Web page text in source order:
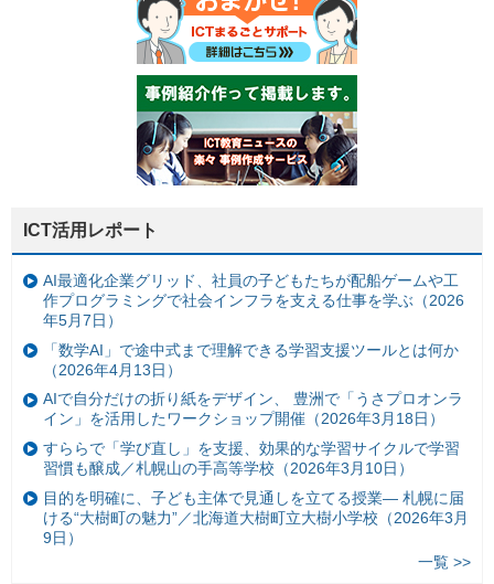
ICT活用レポート
AI最適化企業グリッド、社員の子どもたちが配船ゲームや工
作プログラミングで社会インフラを支える仕事を学ぶ（2026
年5月7日）
「数学AI」で途中式まで理解できる学習支援ツールとは何か
（2026年4月13日）
AIで自分だけの折り紙をデザイン、 豊洲で「うさプロオンラ
イン」を活用したワークショップ開催（2026年3月18日）
すららで「学び直し」を支援、効果的な学習サイクルで学習
習慣も醸成／札幌山の手高等学校（2026年3月10日）
目的を明確に、子ども主体で見通しを立てる授業— 札幌に届
ける“大樹町の魅力”／北海道大樹町立大樹小学校（2026年3月
9日）
一覧 >>